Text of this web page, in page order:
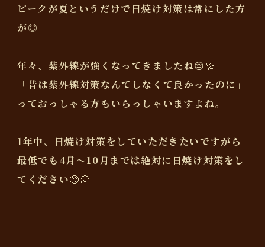
ピークが夏というだけで日焼け対策は常にした方
が◎
年々、紫外線が強くなってきましたね😔💦
「昔は紫外線対策なんてしなくて良かったのに」
っておっしゃる方もいらっしゃいますよね。
1年中、日焼け対策をしていただきたいですがら
最低でも4月〜10月までは絶対に日焼け対策をし
てください🥺💭